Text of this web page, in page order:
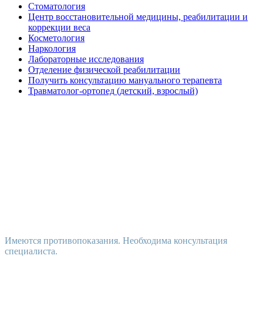
Стоматология
Центр восстановительной медицины, реабилитации и
коррекции веса
Косметология
Наркология
Лабораторные исследования
Отделение физической реабилитации
Получить консультацию мануального терапевта
Травматолог-ортопед (детский, взрослый)
Имеются противопоказания. Необходима консультация
специалиста.